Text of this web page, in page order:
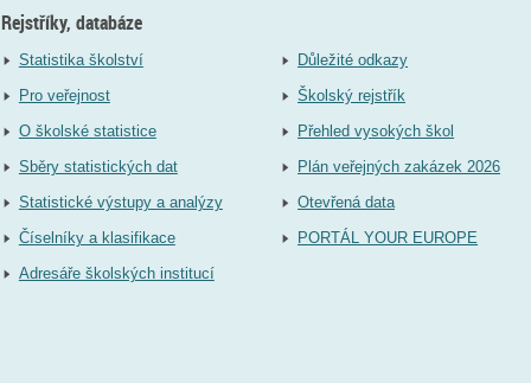
Rejstříky, databáze
Statistika školství
Pro veřejnost
O školské statistice
Sběry statistických dat
Statistické výstupy a analýzy
Číselníky a klasifikace
Adresáře školských institucí
Důležité odkazy
Školský rejstřík
Přehled vysokých škol
Plán veřejných zakázek 2026
Otevřená data
PORTÁL YOUR EUROPE